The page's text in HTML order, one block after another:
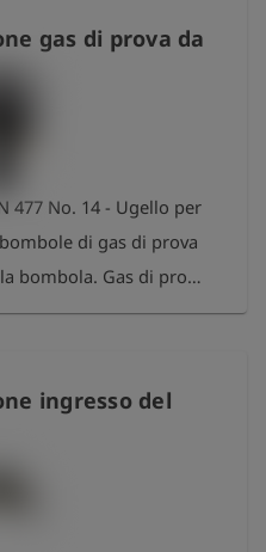
gas di prova da
477 No. 14 - Ugello per
di gas di prova
bombola. Gas di prova
Filettatura M 19 x 1,5
ingresso del